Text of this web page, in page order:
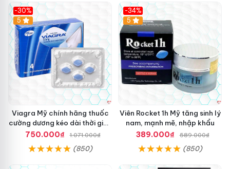
-30%
5
Viagra Mỹ chính hãng thuốc
cường dương kéo dài thời gian
cho Nam nhập khẩu chính
750.000₫ 1.071.000₫
(850)
-34%
5
Viên Rocket 1h Mỹ tăng sinh lý
nam, mạnh mẽ, nhập khẩu
389.000₫
589.000₫
(850)